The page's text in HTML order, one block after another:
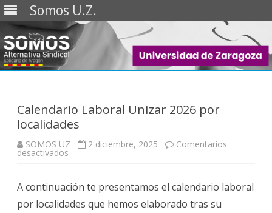
Somos U.Z.
Saltar
Calendario Laboral Unizar 2026 por
localidades
SOMOS UZ 2 diciembre, 2025 Comentarios
desactivados
2026
por
localidades
A continuación te presentamos el calendario laboral
por localidades que hemos elaborado tras su